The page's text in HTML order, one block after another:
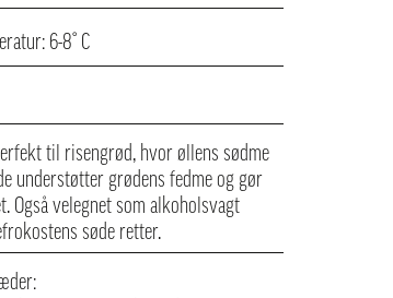
6-8° C
til risengrød, hvor øllens sødme
understøtter grødens fedme og gør
Også velegnet som alkoholsvagt
søde retter.